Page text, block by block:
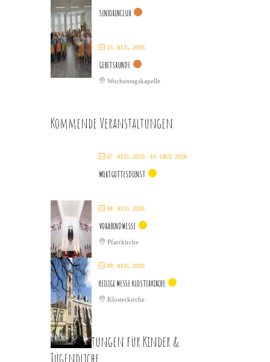
SENIORENCLUB
13. AUG. 2026
GEBETSRUNDE
Wochentagskapelle
Kommende Veranstaltungen
07. AUG. 2026 - 16. OKT. 2026
WORTGOTTESDIENST
08. AUG. 2026
VORABENDMESSE
Pfarrkirche
09. AUG. 2026
HEILIGE MESSE KLOSTERKIRCHE
Klosterkirche
Veranstaltungen für Kinder &